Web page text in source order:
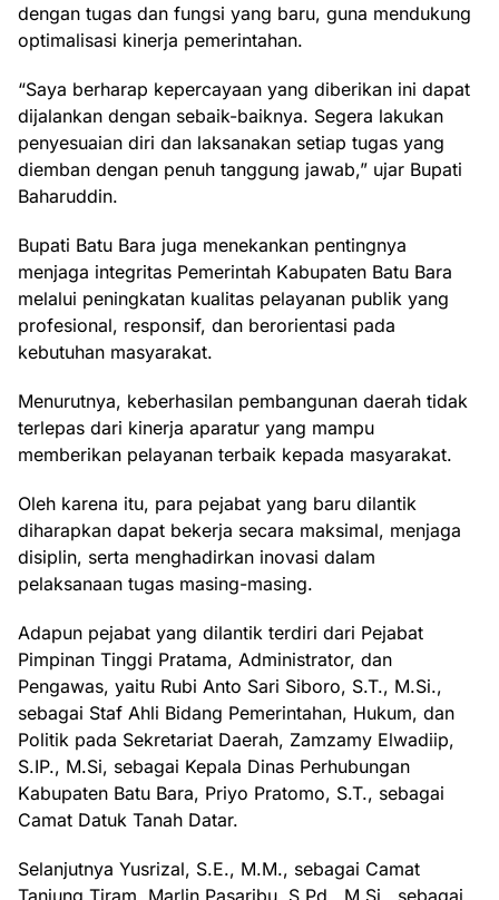
dengan tugas dan fungsi yang baru, guna mendukung
optimalisasi kinerja pemerintahan.
“Saya berharap kepercayaan yang diberikan ini dapat
dijalankan dengan sebaik-baiknya. Segera lakukan
penyesuaian diri dan laksanakan setiap tugas yang
diemban dengan penuh tanggung jawab,” ujar Bupati
Baharuddin.
Bupati Batu Bara juga menekankan pentingnya
menjaga integritas Pemerintah Kabupaten Batu Bara
melalui peningkatan kualitas pelayanan publik yang
profesional, responsif, dan berorientasi pada
kebutuhan masyarakat.
Menurutnya, keberhasilan pembangunan daerah tidak
terlepas dari kinerja aparatur yang mampu
memberikan pelayanan terbaik kepada masyarakat.
Oleh karena itu, para pejabat yang baru dilantik
diharapkan dapat bekerja secara maksimal, menjaga
disiplin, serta menghadirkan inovasi dalam
pelaksanaan tugas masing-masing.
Adapun pejabat yang dilantik terdiri dari Pejabat
Pimpinan Tinggi Pratama, Administrator, dan
Pengawas, yaitu Rubi Anto Sari Siboro, S.T., M.Si.,
sebagai Staf Ahli Bidang Pemerintahan, Hukum, dan
Politik pada Sekretariat Daerah, Zamzamy Elwadiip,
S.IP., M.Si, sebagai Kepala Dinas Perhubungan
Kabupaten Batu Bara, Priyo Pratomo, S.T., sebagai
Camat Datuk Tanah Datar.
Selanjutnya Yusrizal, S.E., M.M., sebagai Camat